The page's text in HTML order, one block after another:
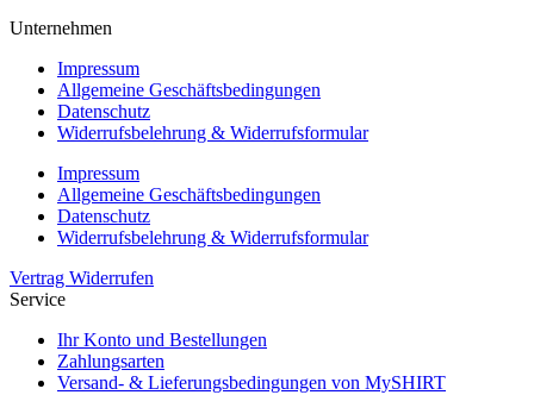
Unternehmen
Impressum
Allgemeine Geschäftsbedingungen
Datenschutz
Widerrufsbelehrung & Widerrufsformular
Impressum
Allgemeine Geschäftsbedingungen
Datenschutz
Widerrufsbelehrung & Widerrufsformular
Vertrag Widerrufen
Service
Ihr Konto und Bestellungen
Zahlungsarten
Versand- & Lieferungsbedingungen von MySHIRT